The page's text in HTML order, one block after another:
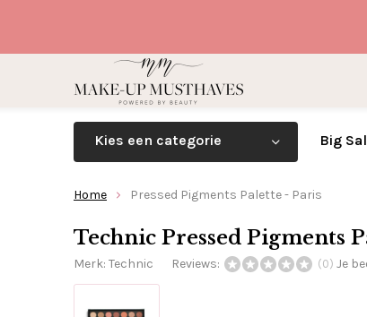
Kies een categorie Big
Home Pressed Pigments Palette - Paris
Technic Pressed Pigments
Merk: Technic Reviews: (0) Je